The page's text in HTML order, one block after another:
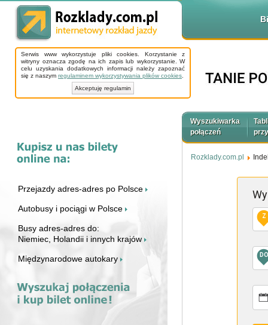
Serwis www wykorzystuje pliki cookies. Korzystanie z
witryny oznacza zgodę na ich zapis lub wykorzystanie. W
celu uzyskania dodatkowych informacji należy zapoznać
się z naszym regulaminem wykorzystywania plików cookies
Akceptuję regulamin
Przejazdy adres-adres po Polsce
Autobusy i pociągi w Polsce
Busy adres-adres do:
Niemiec, Holandii i innych krajów
Międzynarodowe autokary
Wyszukiwarka
połączeń
Rozklady.com.pl
Z
DO